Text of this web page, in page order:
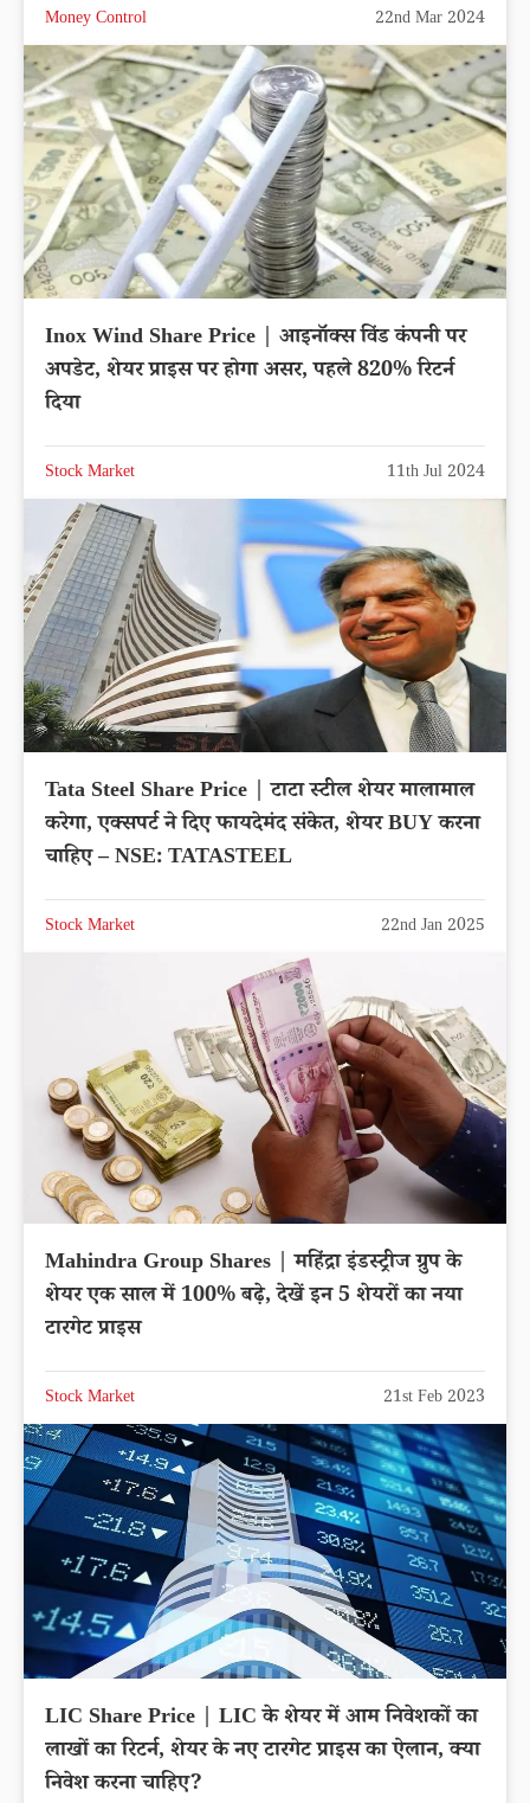
Money Control 22nd Mar 2024
Inox Wind Share Price | आइनॉक्स विंड कंपनी पर
अपडेट, शेयर प्राइस पर होगा असर, पहले 820% रिटर्न
दिया
Stock Market 11th Jul 2024
Tata Steel Share Price | टाटा स्टील शेयर मालामाल
करेगा, एक्सपर्ट ने दिए फायदेमंद संकेत, शेयर BUY करना
चाहिए – NSE: TATASTEEL
Stock Market 22nd Jan 2025
Mahindra Group Shares | महिंद्रा इंडस्ट्रीज ग्रुप के
शेयर एक साल में 100% बढ़े, देखें इन 5 शेयरों का नया
टारगेट प्राइस
Stock Market 21st Feb 2023
LIC Share Price | LIC के शेयर में आम निवेशकों का
लाखों का रिटर्न, शेयर के नए टारगेट प्राइस का ऐलान, क्या
निवेश करना चाहिए?